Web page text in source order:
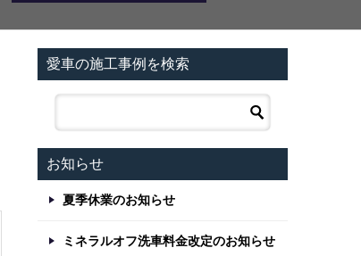
愛車の施工事例を検索
お知らせ
夏季休業のお知らせ
ミネラルオフ洗車料金改定のお知らせ